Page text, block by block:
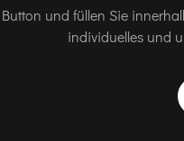
Button und füllen Sie
individuelles und